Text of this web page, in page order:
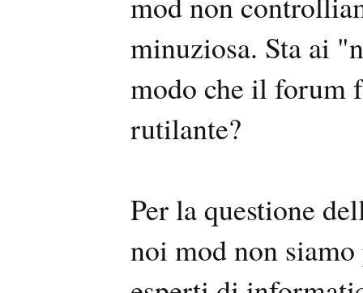
minuziosa. Sta ai
modo che il forum
rutilante?
Per la questione
noi mod non siamo